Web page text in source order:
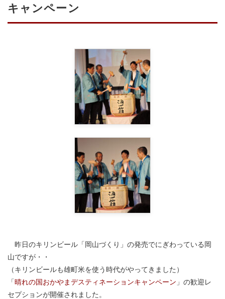
キャンペーン
昨日のキリンビール「岡山づくり」の発売でにぎわっている岡
山ですが・・
（キリンビールも雄町米を使う時代がやってきました）
「晴れの国おかやまデスティネーションキャンペーン 」の歓迎レ
セプションが開催されました。